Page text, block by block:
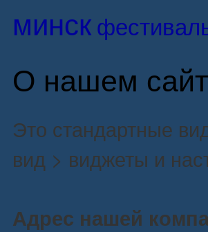
минск
О нашем
Это стандартные
вид > виджеты и
Адрес нашей